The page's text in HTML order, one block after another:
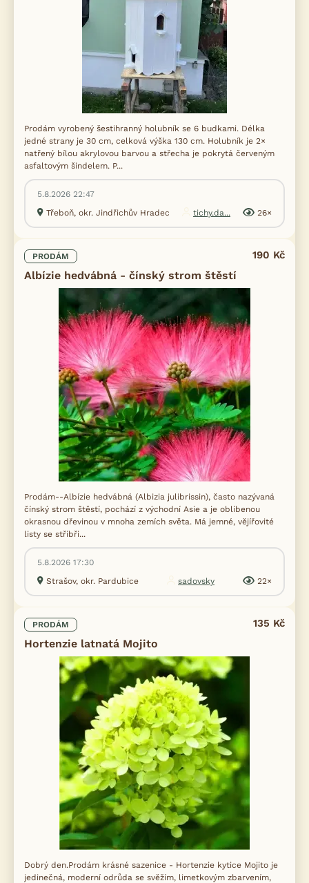
Prodám vyrobený šestihranný holubník se 6 budkami. Délka
jedné strany je 30 cm, celková výška 130 cm. Holubník je 2×
natřený bílou akrylovou barvou a střecha je pokrytá červeným
asfaltovým šindelem. P...
5.8.2026 22:47
Třeboň, okr. Jindřichův Hradec
tichy.da... 26×
PRODÁM
Albízie hedvábná - čínský strom štěstí
190 Kč
Prodám--Albízie hedvábná (Albizia julibrissin), často nazývaná
čínský strom štěstí, pochází z východní Asie a je oblíbenou
okrasnou dřevinou v mnoha zemích světa. Má jemné, vějířovité
listy se stříbři...
5.8.2026 17:30
Strašov, okr. Pardubice
sadovsky 22×
PRODÁM
Hortenzie latnatá Mojito
135 Kč
Dobrý den.Prodám krásné sazenice - Hortenzie kytice Mojito je
jedinečná, moderní odrůda se svěžím, limetkovým zbarvením,